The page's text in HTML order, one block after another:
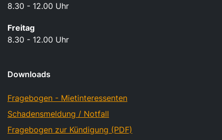
8.30 - 12.00 Uhr
Freitag
8.30 - 12.00 Uhr
Downloads
Fragebogen - Mietinteressenten
Schadensmeldung / Notfall
Fragebogen zur Kündigung (PDF)